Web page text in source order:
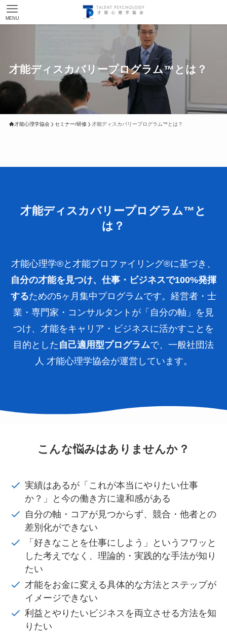
MENU
才能ディスカバリープログラム™とは？
才能心理学協会 セミナー/研修 才能ディスカバリープログラム™とは？
才能ディスカバリープログラム™と
は？
才能心理学®と才能プロファイリング®に基づき、
自分の才能を見つけ、仕事・ビジネスで100%発揮
するための5ヶ月集中プログラムです。経営者・士
業・専門家・コンサルタントが「自分の軸」を見
つけ、才能をキャリア・ビジネスに活かすことを
目的とした 自己適用型プログラムで、一般社団法
人 才能心理学協会が運営しています。
こんな悩みはありませんか？
実績はあるが「これが本当にやりたい仕事
か？」と今の働き方に違和感がある
自分の軸・コアが見つからず、競合・他者との
差別化ができない
「好きなことを仕事にしよう」というフワッと
した考えでなく、理論的・実践的な手法が知り
たい
才能をお金に変える具体的な方法とステップが
イメージできない
利益とやりたいビジネスを両立させる方法を知
りたい